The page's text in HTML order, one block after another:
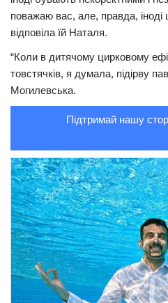
поважаю вас, але, правда,
відповіла їй Наталя.
“Коли в дитячому цирковому
товстячків, я думала, підірву
Могилевська.
Підтримай нашу